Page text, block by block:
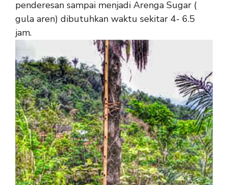
penderesan sampai menjadi Arenga Sugar (
gula aren) dibutuhkan waktu sekitar 4- 6.5
jam.